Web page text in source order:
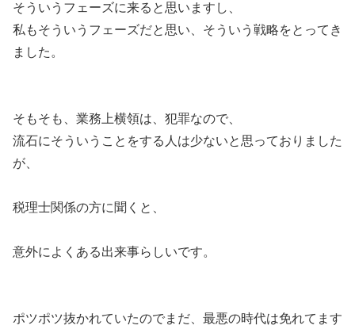
そういうフェーズに来ると思いますし、
私もそういうフェーズだと思い、そういう戦略をとってき
ました。
そもそも、業務上横領は、犯罪なので、
流石にそういうことをする人は少ないと思っておりました
が、
税理士関係の方に聞くと、
意外によくある出来事らしいです。
ポツポツ抜かれていたのでまだ、最悪の時代は免れてます